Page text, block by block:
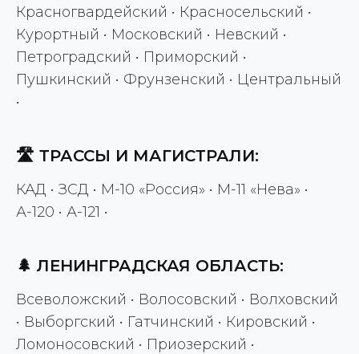
Красногвардейский • Красносельский •
Курортный • Московский • Невский •
Петроградский • Приморский •
Пушкинский • Фрунзенский • Центральный
•
🛣️ ТРАССЫ И МАГИСТРАЛИ:
КАД • ЗСД • М-10 «Россия» • М-11 «Нева» •
А-120 • А-121 •
🌲 ЛЕНИНГРАДСКАЯ ОБЛАСТЬ:
Всеволожский • Волосовский • Волховский
• Выборгский • Гатчинский • Кировский •
Ломоносовский • Приозерский •